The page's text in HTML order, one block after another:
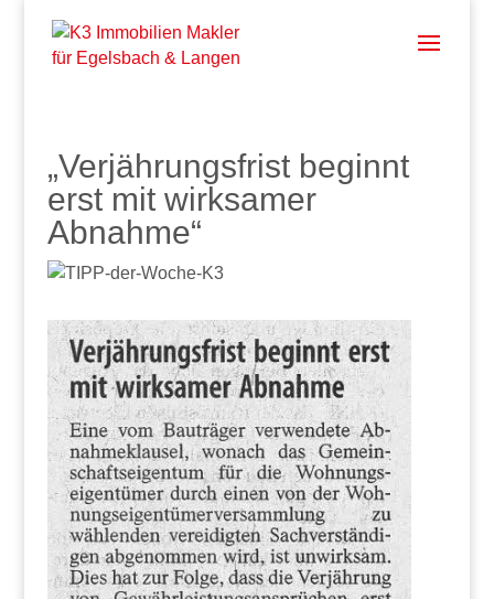
„Verjährungsfrist beginnt
erst mit wirksamer
Abnahme“